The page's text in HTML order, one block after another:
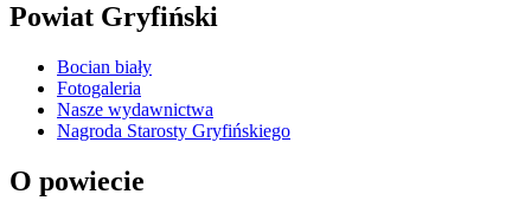
Powiat Gryfiński
Bocian biały
Fotogaleria
Nasze wydawnictwa
Nagroda Starosty Gryfińskiego
O powiecie